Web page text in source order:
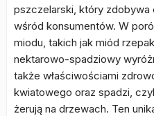
pszczelarski, który zdobywa
wśród konsumentów. W
miodu, takich jak miód
nektarowo-spadziowy
także właściwościami
kwiatowego oraz spadzi,
żerują na drzewach. Ten